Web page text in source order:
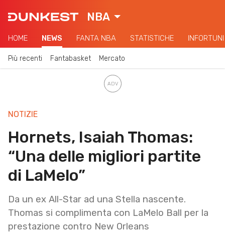
NBA
HOME NEWS FANTA NBA STATISTICHE INFORTUNI
Più recenti Fantabasket Mercato
NOTIZIE
Hornets, Isaiah Thomas:
“Una delle migliori partite
di LaMelo”
Da un ex All-Star ad una Stella nascente.
Thomas si complimenta con LaMelo Ball per la
prestazione contro New Orleans